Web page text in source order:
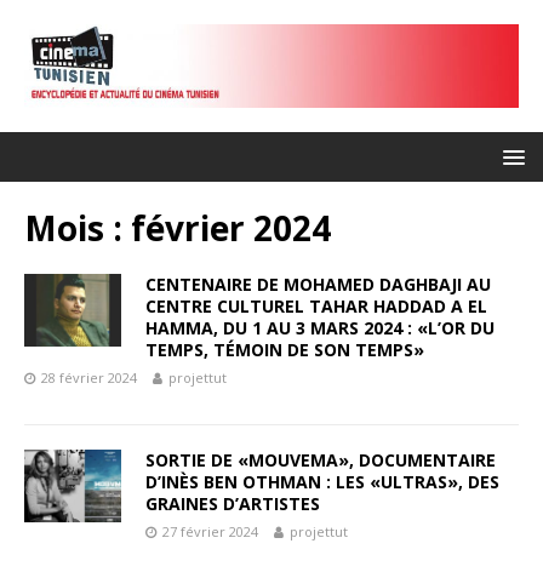
Mois : février 2024
CENTENAIRE DE MOHAMED DAGHBAJI AU
CENTRE CULTUREL TAHAR HADDAD A EL
HAMMA, DU 1 AU 3 MARS 2024 : «L’OR DU
TEMPS, TÉMOIN DE SON TEMPS»
28 février 2024 projettut
SORTIE DE «MOUVEMA», DOCUMENTAIRE
D’INÈS BEN OTHMAN : LES «ULTRAS», DES
GRAINES D’ARTISTES
27 février 2024 projettut